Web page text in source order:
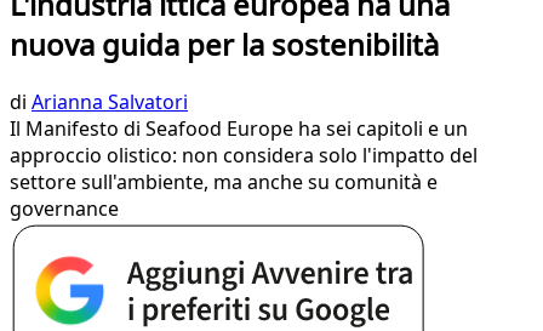
nuova guida per la sostenibilità
di Arianna Salvatori
Il Manifesto di Seafood Europe ha sei capitoli e un
approccio olistico: non considera solo l'impatto del
settore sull'ambiente, ma anche su comunità e
governance